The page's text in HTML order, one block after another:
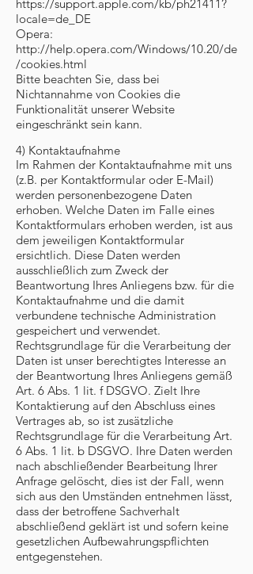
https://support.apple.com/kb/ph21411?
locale=de_DE
Opera:
http://help.opera.com/Windows/10.20/de
/cookies.html
Bitte beachten Sie, dass bei
Nichtannahme von Cookies die
Funktionalität unserer Website
eingeschränkt sein kann.
4) Kontaktaufnahme
Im Rahmen der Kontaktaufnahme mit uns
(z.B. per Kontaktformular oder E-Mail)
werden personenbezogene Daten
erhoben. Welche Daten im Falle eines
Kontaktformulars erhoben werden, ist aus
dem jeweiligen Kontaktformular
ersichtlich. Diese Daten werden
ausschließlich zum Zweck der
Beantwortung Ihres Anliegens bzw. für die
Kontaktaufnahme und die damit
verbundene technische Administration
gespeichert und verwendet.
Rechtsgrundlage für die Verarbeitung der
Daten ist unser berechtigtes Interesse an
der Beantwortung Ihres Anliegens gemäß
Art. 6 Abs. 1 lit. f DSGVO. Zielt Ihre
Kontaktierung auf den Abschluss eines
Vertrages ab, so ist zusätzliche
Rechtsgrundlage für die Verarbeitung Art.
6 Abs. 1 lit. b DSGVO. Ihre Daten werden
nach abschließender Bearbeitung Ihrer
Anfrage gelöscht, dies ist der Fall, wenn
sich aus den Umständen entnehmen lässt,
dass der betroffene Sachverhalt
abschließend geklärt ist und sofern keine
gesetzlichen Aufbewahrungspflichten
entgegenstehen.